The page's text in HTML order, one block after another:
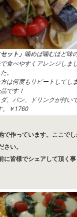
ット」 噛めば噛むほど味
食べやすくアレンジしま
た。
は何度もリピートしてし
です！
、パン、ドリンクが付い
。￥1760
で作っています。ここで
い。
に皆様でシェアして頂く